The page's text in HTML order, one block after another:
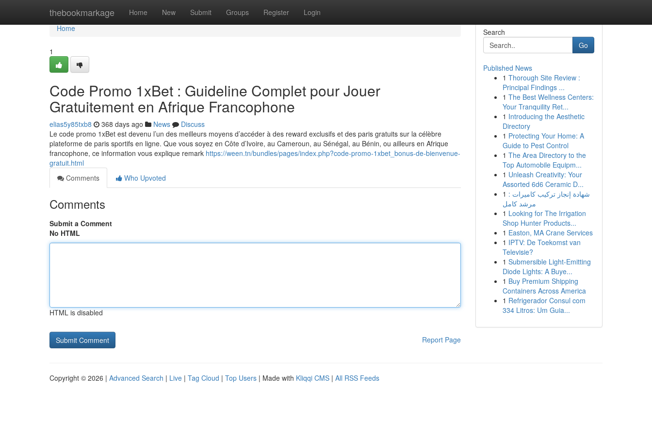
thebookmarkage Home New Submit Groups Register Login
Home
Home
1
Code Promo 1xBet : Guideline Complet pour Jouer
Gratuitement en Afrique Francophone
elias5y85txb8 368 days ago News
Discuss
Le code promo 1xBet est devenu l’un des meilleurs moyens d’accéder à des reward exclusifs et des paris gratuits sur la célèbre
plateforme de paris sportifs en ligne. Que vous soyez en Côte d’Ivoire, au Cameroun, au Sénégal, au Bénin, ou ailleurs en Afrique
francophone, ce information vous explique remark https://ween.tn/bundles/pages/index.php?code-promo-1xbet_bonus-de-bienvenue-
gratuit.html
Comments
Who Upvoted
Comments
Submit a Comment
No HTML
HTML is disabled
Report Page
Search
Go
Published News
1 Thorough Site Review :
Principal Findings ...
1 The Best Wellness Centers:
Your Tranquility Ret...
1 Introducing the Aesthetic
Directory
1 Protecting Your Home: A
Guide to Pest Control
1 The Area Directory to the
Top Automobile Equipm...
1 Unleash Creativity: Your
Assorted 6d6 Ceramic D...
1 شهادة إنجاز تركيب كاميرات :
مرشد كامل
1 Looking for The Irrigation
Shop Hunter Products...
1 Easton, MA Crane Services
1 IPTV: De Toekomst van
Televisie?
1 Submersible Light-Emitting
Diode Lights: A Buye...
1 Buy Premium Shipping
Containers Across America
1 Refrigerador Consul com
334 Litros: Um Guia...
Copyright © 2026 | Advanced Search | Live | Tag Cloud | Top Users | Made with Kliqqi CMS | All RSS Feeds